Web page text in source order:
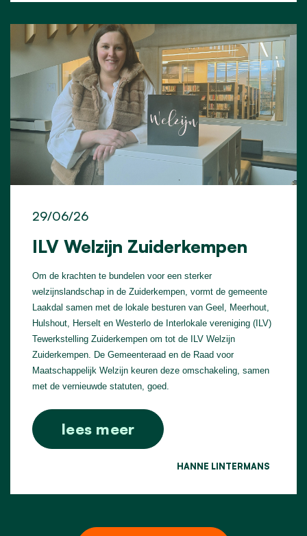
ILV Welzijn Zuiderkempen
29/06/26
Om de krachten te bundelen voor een sterker
welzijnslandschap in de Zuiderkempen, vormt de gemeente
Laakdal samen met de lokale besturen van Geel, Meerhout,
Hulshout, Herselt en Westerlo de Interlokale vereniging (ILV)
Tewerkstelling Zuiderkempen om tot de ILV Welzijn
Zuiderkempen. De Gemeenteraad en de Raad voor
Maatschappelijk Welzijn keuren deze omschakeling, samen
met de vernieuwde statuten, goed.
lees meer
HANNE LINTERMANS